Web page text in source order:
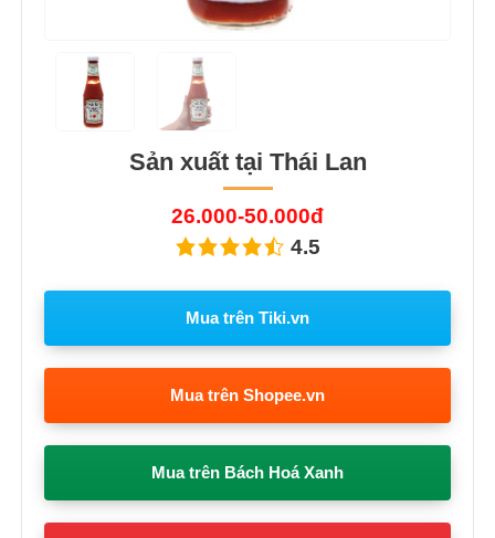
Sản xuất tại Thái Lan
26.000-50.000đ
4.5
Mua trên Tiki.vn
Mua trên Shopee.vn
Mua trên Bách Hoá Xanh